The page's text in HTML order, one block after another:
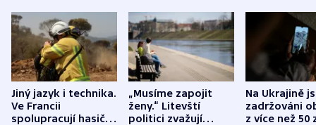
Jiný jazyk i technika.
Ve Francii
spolupracují hasiči z
„Musíme zapojit
ženy.“ Litevští
politici zvažují
Na Ukrajině
zadržováni
z více než 50